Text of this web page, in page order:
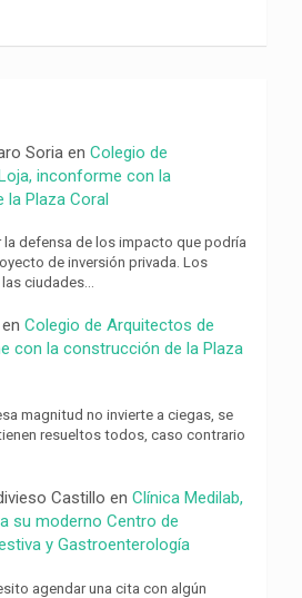
Soria enColegio de
inconforme con la
Plaza Coral
defensa de los impacto que podría
de inversión privada. Los
ciudades…
enColegio de Arquitectos de
con la construcción de la Plaza
magnitud no invierte a ciegas, se
resueltos todos, caso contrario
Castillo enClínica Medilab,
su moderno Centro de
y Gastroenterología
agendar una cita con algún